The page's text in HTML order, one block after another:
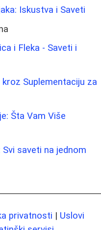
Iskustva i Saveti
i Fleka - Saveti i
Suplementaciju za
Šta Vam Više
saveti na jednom
privatnosti | Uslovi